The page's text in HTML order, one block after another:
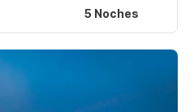
5 Noches